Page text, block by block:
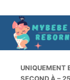
Aller
contenu
UNIQUEMENT
SECOND À –